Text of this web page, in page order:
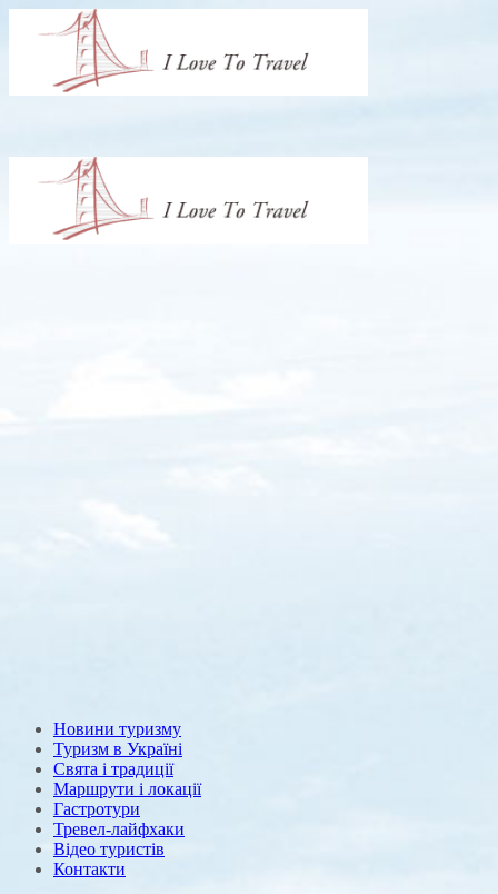
Новини туризму
Туризм в Україні
Свята і традиції
Маршрути і локації
Гастротури
Тревел-лайфхаки
Відео туристів
Контакти